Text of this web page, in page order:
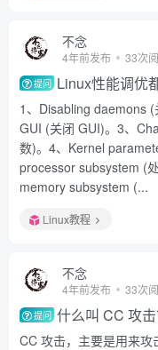
不念
4年前发布 33次
提问 Linux性能调优
1、Disabling daemons
GUI (关闭 GUI)。3、
数)。4、Kernel
processor subsystem (
memory subsystem (...
Linux教程
不念
4年前发布 33次
提问 什么叫 CC 攻
CC 攻击，主要是用来